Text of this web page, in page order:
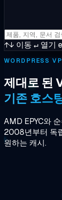
↑↓ 이동 ↵ 열기
WORDPRESS
제대로 된
기존 호스
AMD EPYC와
2008년부터 독
원하는 캐시.